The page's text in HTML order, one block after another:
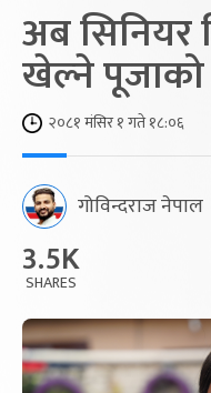
अब सिनियर
खेल्ने
२०८१ मंसिर १ गते १८:०६
गोविन्दराज नेपाल
3.5K
SHARES